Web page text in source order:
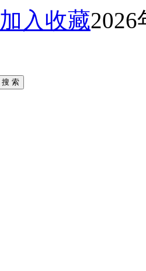
加入收藏
搜 索